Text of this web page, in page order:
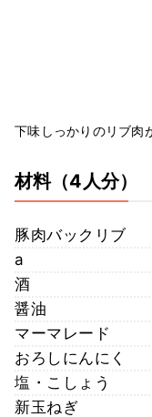
下味しっかりのリブ肉
材料（4人分）
豚肉バックリブ
a
酒
醤油
マーマレード
おろしにんにく
塩・こしょう
新玉ねぎ